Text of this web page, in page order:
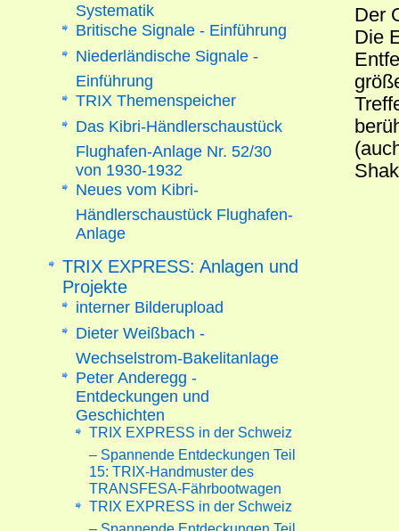
Der
Die
Systematik
Britische Signale - Einführung
Niederländische Signale -
Einführung
TRIX Themenspeicher
Das Kibri-Händlerschaustück
Flughafen-Anlage Nr. 52/30
von 1930-1932
Neues vom Kibri-
Händlerschaustück Flughafen-
Anlage
TRIX EXPRESS: Anlagen und
Projekte
interner Bilderupload
Dieter Weißbach -
Wechselstrom-Bakelitanlage
Peter Anderegg -
Entdeckungen und
Geschichten
TRIX EXPRESS in der Schweiz
– Spannende Entdeckungen Teil
15: TRIX-Handmuster des
TRANSFESA-Fährbootwagen
TRIX EXPRESS in der Schweiz
– Spannende Entdeckungen Teil